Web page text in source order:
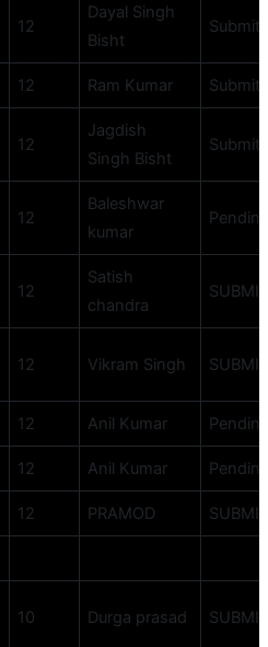
12
Dayal Singh
Bisht
Submit
12 Ram Kumar Submit
12
Jagdish
Singh Bisht
Submit
12
Baleshwar
kumar
12
Satish
chandra
12 Vikram Singh
12 Anil Kumar
12 Anil Kumar
12 PRAMOD
10 Durga prasad